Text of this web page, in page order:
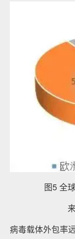
图5 全
病毒载体外包率